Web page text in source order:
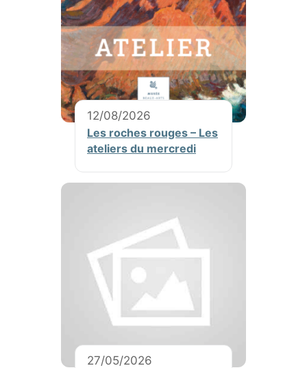
12/08/2026
Les roches rouges – Les
ateliers du mercredi
27/05/2026